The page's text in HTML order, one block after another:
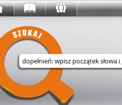
Wyszukaj w serwisie